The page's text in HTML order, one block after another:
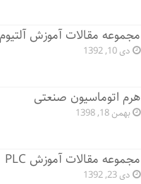
مجموعه مقالات آموزش آلتیوم
دی 10, 1392
هرم اتوماسیون صنعتی
بهمن 18, 1398
مجموعه مقالات آموزش PLC
دی 23, 1392